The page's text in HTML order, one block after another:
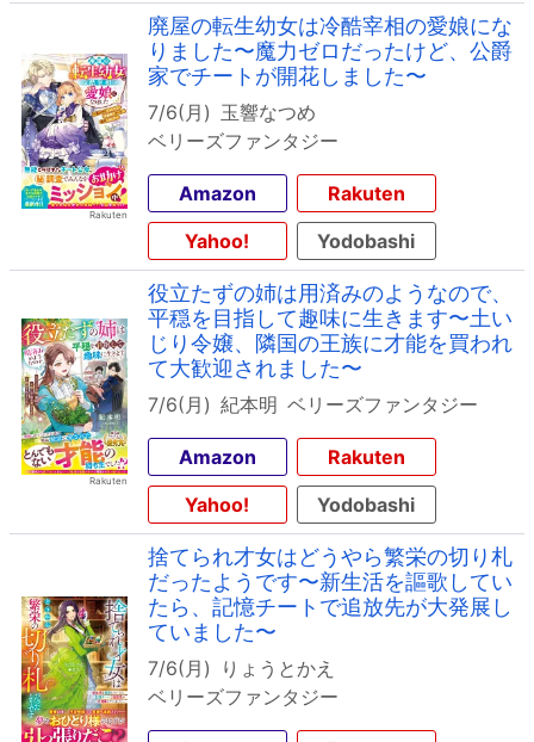
廃屋の転生幼女は冷酷宰相の愛娘にな
りました〜魔力ゼロだったけど、公爵
家でチートが開花しました〜
7/6(月) 玉響なつめ
ベリーズファンタジー
Amazon
Rakuten
Yahoo!
Yodobashi
役立たずの姉は用済みのようなので、
平穏を目指して趣味に生きます〜土い
じり令嬢、隣国の王族に才能を買われ
て大歓迎されました〜
7/6(月) 紀本明 ベリーズファンタジー
Amazon
Rakuten
Yahoo!
Yodobashi
捨てられ才女はどうやら繁栄の切り札
だったようです〜新生活を謳歌してい
たら、記憶チートで追放先が大発展し
ていました〜
7/6(月)
りょうとかえ
ベリーズファンタジー